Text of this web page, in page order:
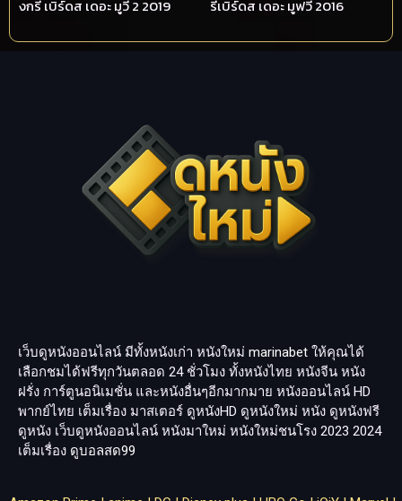
งกรี เบิร์ดส เดอะ มูวี่ 2 2019
รีเบิร์ดส เดอะ มูฟวี่ 2016
เว็บดูหนังออนไลน์ มีทั้งหนังเก่า หนังใหม่ marinabet ให้คุณได้
เลือกชมได้ฟรีทุกวันตลอด 24 ชั่วโมง ทั้งหนังไทย หนังจีน หนัง
ฝรั่ง การ์ตูนอนิเมชั่น และหนังอื่นๆอีกมากมาย หนังออนไลน์ HD
พากย์ไทย เต็มเรื่อง มาสเตอร์ ดูหนังHD ดูหนังใหม่ หนัง ดูหนังฟรี
ดูหนัง เว็บดูหนังออนไลน์ หนังมาใหม่ หนังใหม่ชนโรง 2023 2024
เต็มเรื่อง ดูบอลสด99